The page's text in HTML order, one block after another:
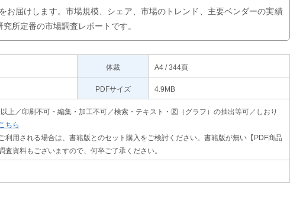
お届けします。市場規模、シェア、市場のトレンド、主要ベンダーの実績
所定番の市場調査レポートです。
体裁 A4 / 344頁
PDFサイズ 4.9MB
上／印刷不可・編集・加工不可／検索・テキスト・図（グラフ）の抽出等可／しおり
こちら
利用される場合は、書籍版とのセット購入をご検討ください。書籍版が無い【PDF商品
査資料もございますので、何卒ご了承ください。